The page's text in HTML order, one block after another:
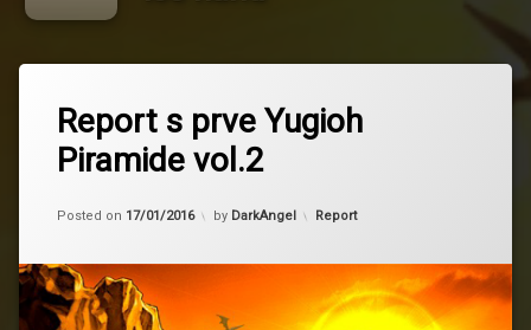
Report s prve Yugioh
Piramide vol.2
Posted on 17/01/2016
Updated on 17/01/2016
by DarkAngel Kategorije:
Report
fire
hand
ice
piramida
tengu
turnir